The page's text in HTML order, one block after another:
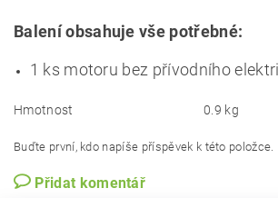
Balení obsahuje vše potřebné:
1 ks motoru bez přívodního
Hmotnost 0.9 kg
Buďte první, kdo napíše příspěvek k této položce.
Přidat komentář